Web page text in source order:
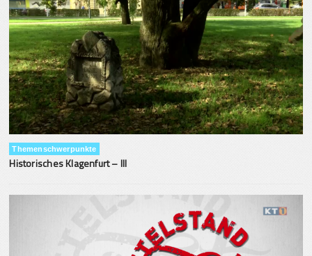
Themenschwerpunkte
Historisches Klagenfurt – III